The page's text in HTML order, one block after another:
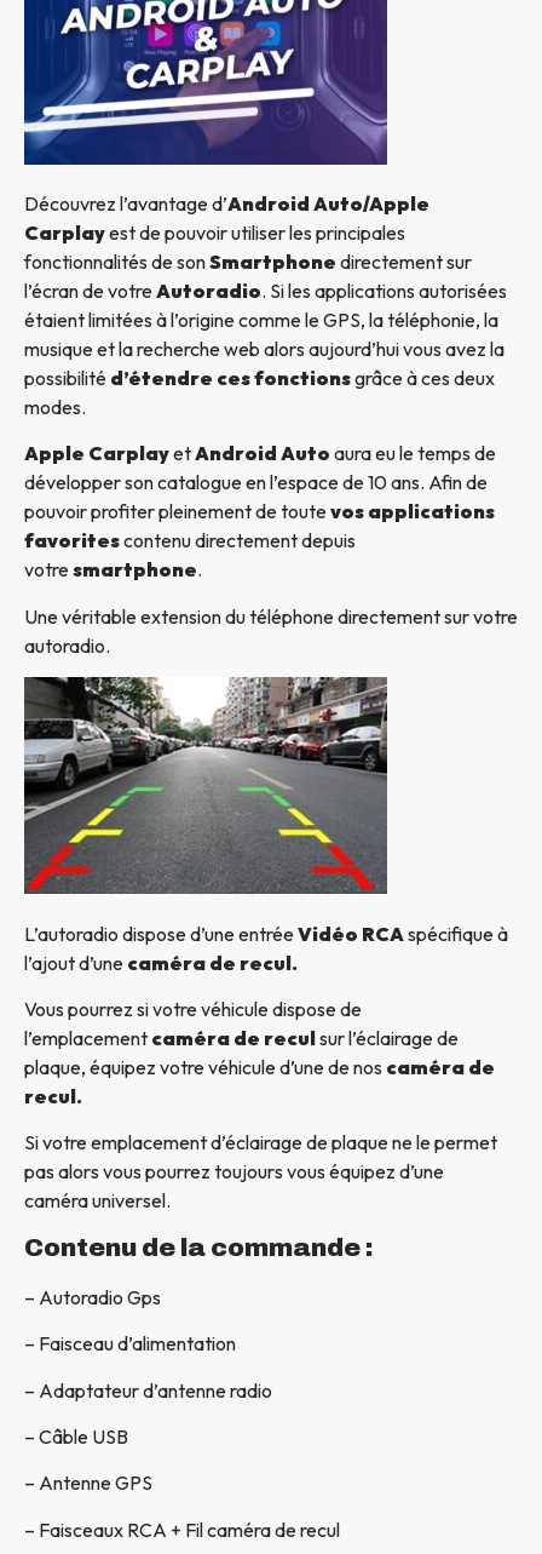
Découvrez l’avantage d’Android Auto/Apple
Carplayest de pouvoir utiliser les principales
fonctionnalités de sonSmartphone directement sur
l’écran de votreAutoradio. Si les applications autorisées
étaient limitées à l’origine comme le GPS, la téléphonie, la
musique et la recherche web alors aujourd’hui vous avez la
possibilité d’étendre ces fonctionsgrâce à ces deux
modes.
Apple CarplayetAndroid Auto aura eu le temps de
développer son catalogue en l’espace de 10 ans. Afin de
pouvoir profiter pleinement de toutevos applications
favoritescontenu directement depuis
votresmartphone.
Une véritable extension du téléphone directement sur votre
autoradio.
L’autoradio dispose d’une entréeVidéo RCAspécifique à
l’ajout d’une caméra de recul.
Vous pourrez si votre véhicule dispose de
l’emplacement caméra de reculsur l’éclairage de
plaque, équipez votre véhicule d’une de nos caméra de
recul.
Si votre emplacement d’éclairage de plaque ne le permet
pas alors vous pourrez toujours vous équipez d’une
caméra universel.
Contenu de la commande :
– Autoradio Gps
– Faisceau d’alimentation
– Adaptateur d’antenne radio
– Câble USB
– Antenne GPS
– Faisceaux RCA + Fil caméra de recul